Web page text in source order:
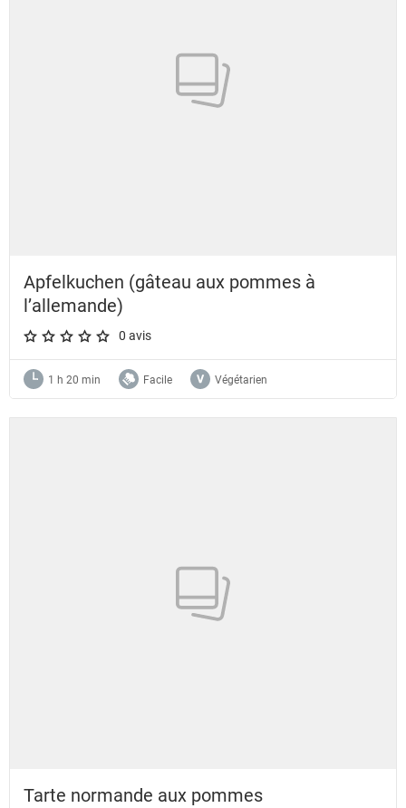
Apfelkuchen (gâteau aux pommes à
l’allemande)
A star rating of 0 out of 5.
0 avis
1 h 20 min Facile Végétarien
Tarte normande aux pommes